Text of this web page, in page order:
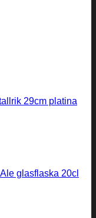
29cm platina
glasflaska 20cl